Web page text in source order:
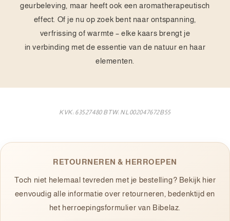
geurbeleving, maar heeft ook een aromatherapeutisch
effect. Of je nu op zoek bent naar ontspanning,
verfrissing of warmte – elke kaars brengt je
in verbinding met de essentie van de natuur en haar
elementen.
KVK: 63527480 BTW: NL002047672B55
RETOURNEREN & HERROEPEN
Toch niet helemaal tevreden met je bestelling? Bekijk hier
eenvoudig alle informatie over retourneren, bedenktijd en
het herroepingsformulier van Bibelaz.